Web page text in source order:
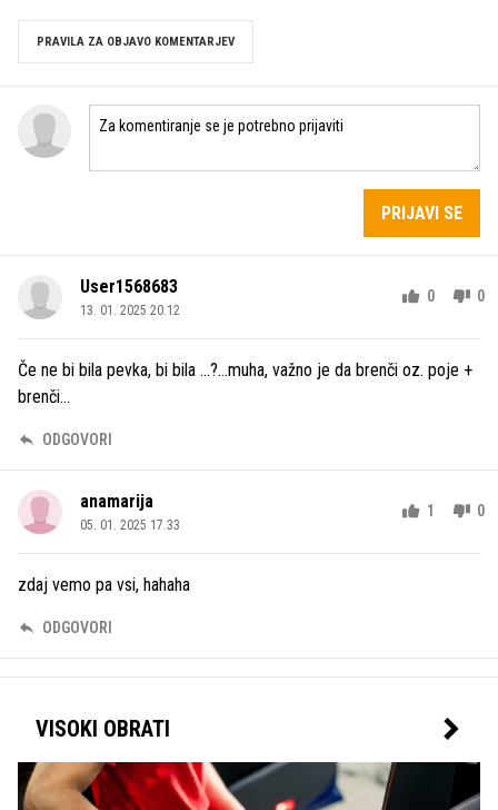
PRAVILA ZA OBJAVO KOMENTARJEV
PRIJAVI SE
User1568683
13. 01. 2025 20.12
0 0
Če ne bi bila pevka, bi bila ...?...muha, važno je da brenči oz. poje +
brenči...
ODGOVORI
anamarija
05. 01. 2025 17.33
1 0
zdaj vemo pa vsi, hahaha
ODGOVORI
VISOKI OBRATI